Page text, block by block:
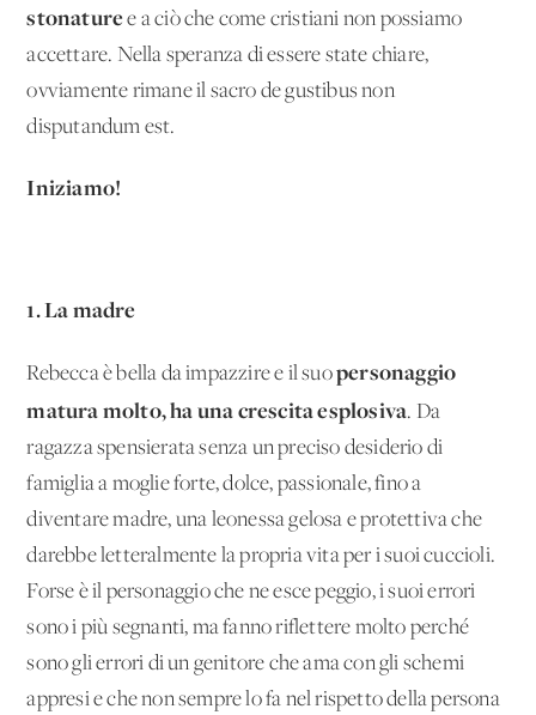
stonaturee a ciò che come cristiani non possiamo
accettare. Nella speranza di essere state chiare,
ovviamente rimane il sacro de gustibus non
disputandum est.
Iniziamo!
1. La madre
Rebecca è bella da impazzire e il suopersonaggio
matura molto, ha una crescita esplosiva. Da
ragazza spensierata senza un preciso desiderio di
famiglia a moglie forte, dolce, passionale, fino a
diventare madre, una leonessa gelosa e protettiva che
darebbe letteralmente la propria vita per i suoi cuccioli.
Forse è il personaggio che ne esce peggio, i suoi errori
sono i più segnanti, ma fanno riflettere molto perché
sono gli errori di un genitore che ama con gli schemi
appresi e che non sempre lo fa nel rispetto della persona